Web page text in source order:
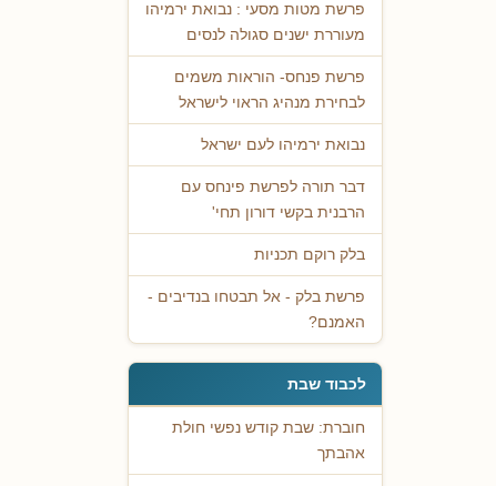
פרשת מטות מסעי : נבואת ירמיהו
מעוררת ישנים סגולה לנסים
פרשת פנחס- הוראות משמים
לבחירת מנהיג הראוי לישראל
נבואת ירמיהו לעם ישראל
דבר תורה לפרשת פינחס עם
הרבנית בקשי דורון תחי'
בלק רוקם תכניות
פרשת בלק - אל תבטחו בנדיבים -
האמנם?
לכבוד שבת
חוברת: שבת קודש נפשי חולת
אהבתך